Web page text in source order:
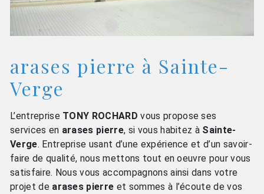
arases pierre à Sainte-
Verge
L’entreprise TONY ROCHARD vous propose ses
services en arases pierre, si vous habitez à Sainte-
Verge. Entreprise usant d’une expérience et d’un savoir-
faire de qualité, nous mettons tout en oeuvre pour vous
satisfaire. Nous vous accompagnons ainsi dans votre
projet de arases pierre et sommes à l’écoute de vos